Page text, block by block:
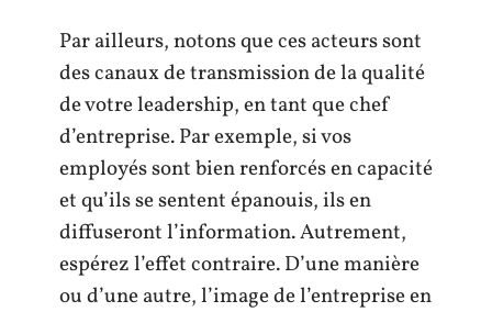
Par ailleurs, notons que ces acteurs sont
des canaux de transmission de la qualité
de votre leadership, en tant que chef
d’entreprise. Par exemple, si vos
employés sont bien renforcés en capacité
et qu’ils se sentent épanouis, ils en
diffuseront l’information. Autrement,
espérez l’effet contraire. D’une manière
ou d’une autre, l’image de l’entreprise en